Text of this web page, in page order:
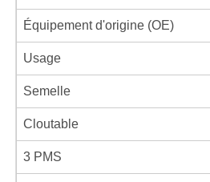
Équipement d'origine (OE)
Usage
Semelle
Cloutable
3 PMS